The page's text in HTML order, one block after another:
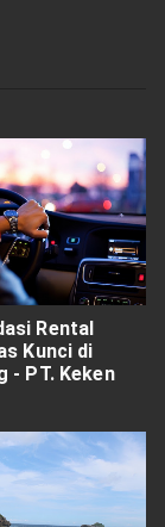
Rental
Kunci di
- PT. Keken